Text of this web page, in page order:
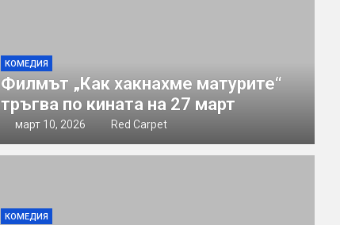
КОМЕДИЯ
Филмът „Как хакнахме матурите“
тръгва по кината на 27 март
март 10, 2026 Red Carpet
КОМЕДИЯ